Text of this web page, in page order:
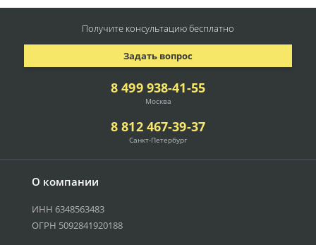
О компании
ИНН 6348563483
ОГРН 5092841920188
8 499 938-41-55
Москва
8 812 467-39-37
Санкт-Петербург
Задать вопрос
Получите консультациюбесплатно